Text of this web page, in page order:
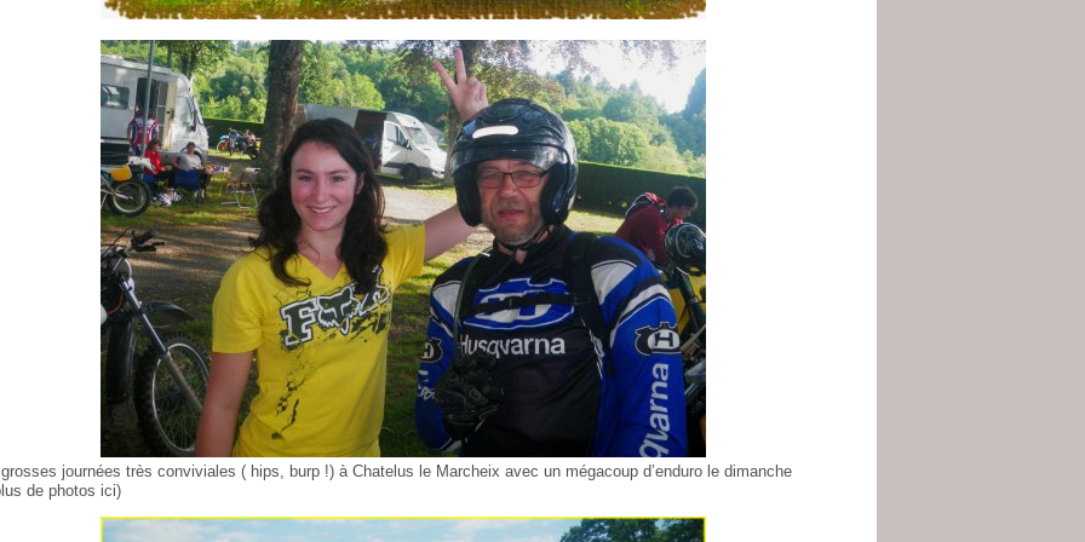
journées très conviviales ( hips, burp !) à Chatelus le Marcheix avec un mégacoup d’enduro le dimanche
de photos ici)